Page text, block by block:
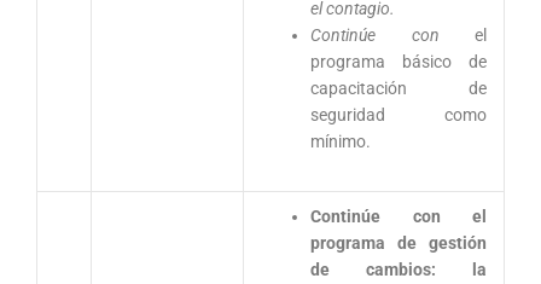
el contagio.
Continúe con el
programa básico de
capacitación de
seguridad como
mínimo.
Continúe con el
programa de gestión
de cambios: la